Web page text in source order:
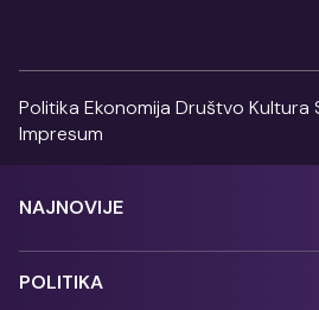
Politika Ekonomija Društvo Kultura
Impresum
NAJNOVIJE
POLITIKA